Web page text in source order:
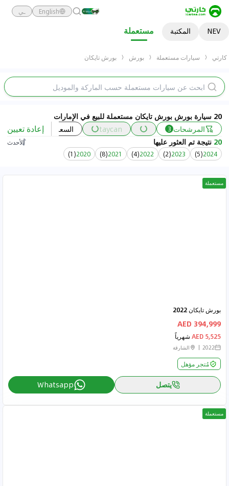
English ـي
NEV المكتبة مستعملة
كارتي سيارات مستعملة بورش بورش تايكان
20 سيارة بورش بورش تايكان مستعملة للبيع في الإمارات
المرشحات 3
taycan السعر السنة
إعادة تعيين
20 نتيجة تم العثور عليها
الأحدث
2024
(
5
)
2023
(
2
)
2022
(
4
)
2021
(
8
)
2020
(
1
)
مستعملة
بورش تايكان 2022
394,999 AED
5,525 AED شهرياً
2022 الشارقة
مُتجر مؤهل
يتصل Whatsapp
مستعملة